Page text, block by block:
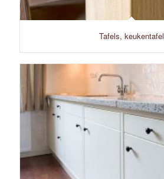
Tafels, keukentafel